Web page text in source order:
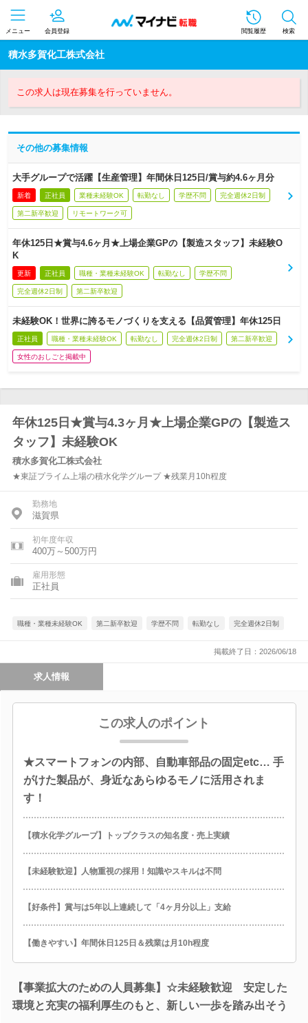
メニュー 会員登録 閲覧履歴 検索
積水多賀化工株式会社
この求人は現在募集を行っていません。
その他の募集情報
大手グループで活躍【生産管理】年間休日125日/賞与約4.6ヶ月分
新着 正社員 業種未経験OK 転勤なし 学歴不問 完全週休2日制
第二新卒歓迎 リモートワーク可
年休125日★賞与4.6ヶ月★上場企業GPの【製造スタッフ】未経験O
K
更新 正社員 職種・業種未経験OK 転勤なし 学歴不問
完全週休2日制 第二新卒歓迎
未経験OK！世界に誇るモノづくりを支える【品質管理】年休125日
正社員 職種・業種未経験OK 転勤なし 完全週休2日制 第二新卒歓迎
女性のおしごと掲載中
年休125日★賞与4.3ヶ月★上場企業GPの【製造ス
タッフ】未経験OK
積水多賀化工株式会社
★東証プライム上場の積水化学グループ ★残業月10h程度
勤務地
滋賀県
初年度年収
400万～500万円
雇用形態
正社員
職種・業種未経験OK 第二新卒歓迎 学歴不問 転勤なし 完全週休2日制
掲載終了日：2026/06/18
求人情報
この求人のポイント
★スマートフォンの内部、自動車部品の固定etc… 手
がけた製品が、身近なあらゆるモノに活用されま
す！
【積水化学グループ】トップクラスの知名度・売上実績
【未経験歓迎】人物重視の採用！知識やスキルは不問
【好条件】賞与は5年以上連続して「4ヶ月分以上」支給
【働きやすい】年間休日125日＆残業は月10h程度
【事業拡大のための人員募集】☆未経験歓迎 安定した
環境と充実の福利厚生のもと、新しい一歩を踏み出そう